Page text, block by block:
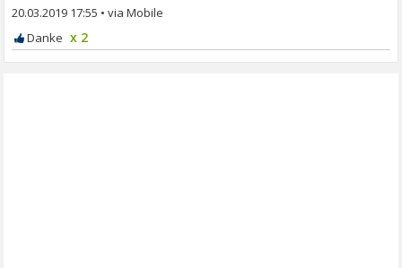
20.03.2019 17:55 •
x 2